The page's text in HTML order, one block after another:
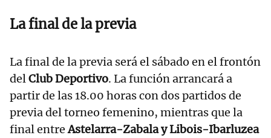
La final de la previa
La final de la previa será el sábado en el frontón
delClub Deportivo. La función arrancará a
partir de las 18.00 horas con dos partidos de
previa del torneo femenino, mientras que la
final entreAstelarra-Zabala y Libois-Ibarluzea